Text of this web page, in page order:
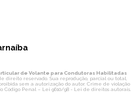
de Volante para Condutoras Habilitadas
direito reservado. Sua reprodução, parcial ou total,
sem a autorização do autor. Crime de violação
Código Penal – Lei 9610/98 - Lei de direitos autorais.